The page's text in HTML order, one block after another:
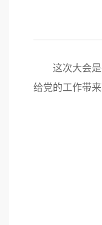
这次大会
给党的工作带